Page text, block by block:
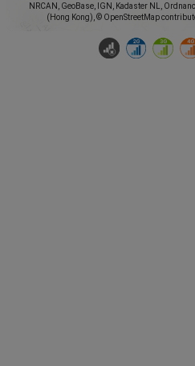
NRCAN, GeoBase, IGN, Kadaster NL,
(Hong Kong), © OpenStreetMap